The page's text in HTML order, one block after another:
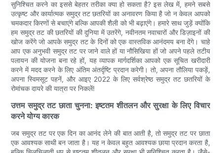
सुनिश्चित करने का इससे बेहतर तरीका क्या हो सकता है? इस लेख में, हमने सबसे
उत्कृष्ट और कार्यात्मक समुद्र तट छतरियों का अनावरण किया है जो न केवल आपको
चमकदार किरणों से बचाएंगे बल्कि आपकी शैली को भी बढ़ाएंगे। हमारे साथ जुड़ें क्योंकि
हम समुद्र तट की छतरियों की दुनिया में उतरेंगे, नवीनतम नवाचारों और डिज़ाइनों की
खोज करेंगे जो आपके समुद्र तट के दिनों को एक वास्तविक आनंदमय बना देंगे। चाहे
आप एक अनुभवी समुद्र तट पर जाने वाले हों या नौसिखिया हों जो अपने पहले तटीय
पलायन की योजना बना रहे हों, यह व्यापक मार्गदर्शिका आपको एक सूचित खरीदारी
करने में मदद करने के लिए अंतिम अंतर्दृष्टि प्रदान करेगी। तो, अपना तौलिया पकड़ें,
अपना स्विमसूट पहनें, और आइए 2022 के लिए सर्वश्रेष्ठ समुद्र तट छतरियों के
रोमांचक दायरे की यात्रा पर निकलें!
उत्तम समुद्र तट छाता चुनना: इष्टतम शीतलन और सुरक्षा के लिए विचार
करने योग्य कारक
जब समुद्र तट पर एक दिन का आनंद लेने की बात आती है, तो समुद्र तट पर छाता
एक आवश्यक साथी बन जाता है। यह न केवल बहुत आवश्यक छाया प्रदान करता है,